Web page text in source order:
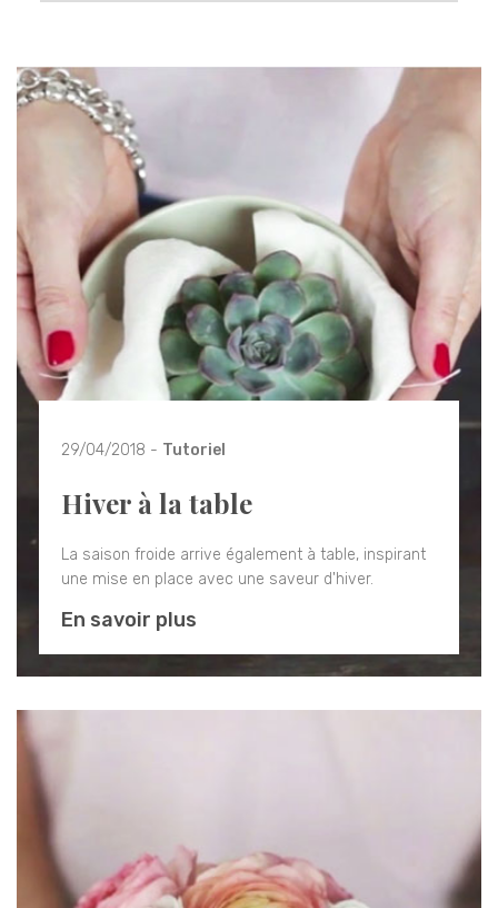
29/04/2018 - Tutoriel
Hiver à la table
La saison froide arrive également à table, inspirant
une mise en place avec une saveur d'hiver.
En savoir plus